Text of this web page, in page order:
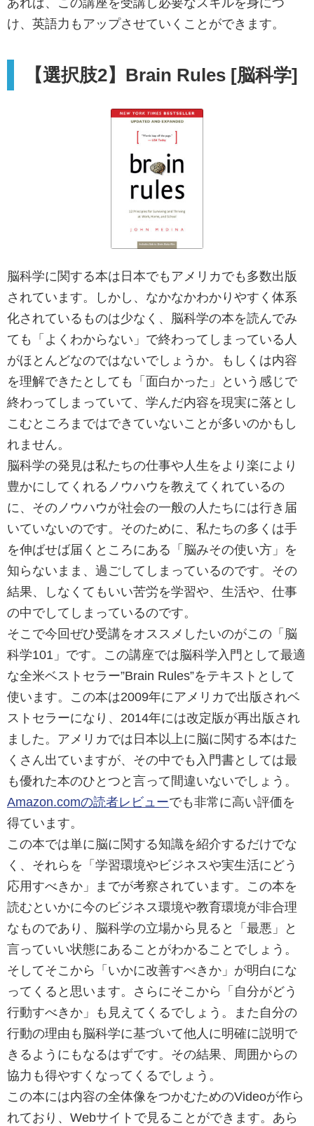
あれば、この講座を受講し必要なスキルを身につ
け、英語力もアップさせていくことができます。
【選択肢2】Brain Rules [脳科学]
脳科学に関する本は日本でもアメリカでも多数出版
されています。しかし、なかなかわかりやすく体系
化されているものは少なく、脳科学の本を読んでみ
ても「よくわからない」で終わってしまっている人
がほとんどなのではないでしょうか。もしくは内容
を理解できたとしても「面白かった」という感じで
終わってしまっていて、学んだ内容を現実に落とし
こむところまではできていないことが多いのかもし
れません。
脳科学の発見は私たちの仕事や人生をより楽により
豊かにしてくれるノウハウを教えてくれているの
に、そのノウハウが社会の一般の人たちには行き届
いていないのです。そのために、私たちの多くは手
を伸ばせば届くところにある「脳みその使い方」を
知らないまま、過ごしてしまっているのです。その
結果、しなくてもいい苦労を学習や、生活や、仕事
の中でしてしまっているのです。
そこで今回ぜひ受講をオススメしたいのがこの「脳
科学101」です。この講座では脳科学入門として最適
な全米ベストセラー”Brain Rules”をテキストとして
使います。この本は2009年にアメリカで出版されベ
ストセラーになり、2014年には改定版が再出版され
ました。アメリカでは日本以上に脳に関する本はた
くさん出ていますが、その中でも入門書としては最
も優れた本のひとつと言って間違いないでしょう。
Amazon.comの読者レビューでも非常に高い評価を
得ています。
この本では単に脳に関する知識を紹介するだけでな
く、それらを「学習環境やビジネスや実生活にどう
応用すべきか」までが考察されています。この本を
読むといかに今のビジネス環境や教育環境が非合理
なものであり、脳科学の立場から見ると「最悪」と
言っていい状態にあることがわかることでしょう。
そしてそこから「いかに改善すべきか」が明白にな
ってくると思います。さらにそこから「自分がどう
行動すべきか」も見えてくるでしょう。また自分の
行動の理由も脳科学に基づいて他人に明確に説明で
きるようにもなるはずです。その結果、周囲からの
協力も得やすくなってくるでしょう。
この本には内容の全体像をつかむためのVideoが作ら
れており、Webサイトで見ることができます。あら